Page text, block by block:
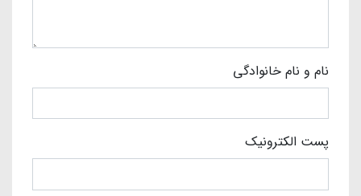
نام و نام خانوادگی
پست الکترونیک